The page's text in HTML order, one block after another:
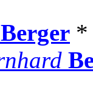
Berger *